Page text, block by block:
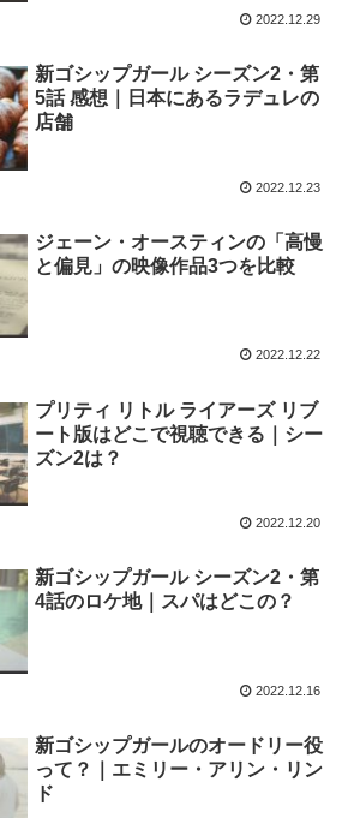
2022.12.29
新ゴシップガール シーズン2・第
5話 感想｜日本にあるラデュレの
店舗
2022.12.23
ジェーン・オースティンの「高慢
と偏見」の映像作品3つを比較
2022.12.22
プリティ リトル ライアーズ リブ
ート版はどこで視聴できる｜シー
ズン2は？
2022.12.20
新ゴシップガール シーズン2・第
4話のロケ地｜スパはどこの？
2022.12.16
新ゴシップガールのオードリー役
って？｜エミリー・アリン・リン
ド